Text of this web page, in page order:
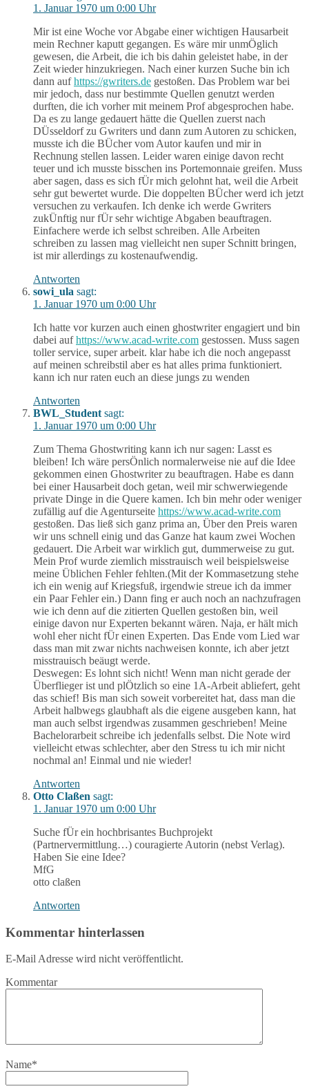
1. Januar 1970 um 0:00 Uhr
Mir ist eine Woche vor Abgabe einer wichtigen Hausarbeit
mein Rechner kaputt gegangen. Es wäre mir unmÖglich
gewesen, die Arbeit, die ich bis dahin geleistet habe, in der
Zeit wieder hinzukriegen. Nach einer kurzen Suche bin ich
dann aufhttps://gwriters.de gestoßen. Das Problem war bei
mir jedoch, dass nur bestimmte Quellen genutzt werden
durften, die ich vorher mit meinem Prof abgesprochen habe.
Da es zu lange gedauert hätte die Quellen zuerst nach
DÜsseldorf zu Gwriters und dann zum Autoren zu schicken,
musste ich die BÜcher vom Autor kaufen und mir in
Rechnung stellen lassen. Leider waren einige davon recht
teuer und ich musste bisschen ins Portemonnaie greifen. Muss
aber sagen, dass es sich fÜr mich gelohnt hat, weil die Arbeit
sehr gut bewertet wurde. Die doppelten BÜcher werd ich jetzt
versuchen zu verkaufen. Ich denke ich werde Gwriters
zukÜnftig nur fÜr sehr wichtige Abgaben beauftragen.
Einfachere werde ich selbst schreiben. Alle Arbeiten
schreiben zu lassen mag vielleicht nen super Schnitt bringen,
ist mir allerdings zu kostenaufwendig.
Antworten
sowi_ula sagt:
1. Januar 1970 um 0:00 Uhr
Ich hatte vor kurzen auch einen ghostwriter engagiert und bin
dabei aufhttps://www.acad-write.com gestossen. Muss sagen
toller service, super arbeit. klar habe ich die noch angepasst
auf meinen schreibstil aber es hat alles prima funktioniert.
kann ich nur raten euch an diese jungs zu wenden
Antworten
BWL_Student sagt:
1. Januar 1970 um 0:00 Uhr
Zum Thema Ghostwriting kann ich nur sagen: Lasst es
bleiben! Ich wäre persÖnlich normalerweise nie auf die Idee
gekommen einen Ghostwriter zu beauftragen. Habe es dann
bei einer Hausarbeit doch getan, weil mir schwerwiegende
private Dinge in die Quere kamen. Ich bin mehr oder weniger
zufällig auf die Agenturseite https://www.acad-write.com
gestoßen. Das ließ sich ganz prima an, Über den Preis waren
wir uns schnell einig und das Ganze hat kaum zwei Wochen
gedauert. Die Arbeit war wirklich gut, dummerweise zu gut.
Mein Prof wurde ziemlich misstrauisch weil beispielsweise
meine Üblichen Fehler fehlten.(Mit der Kommasetzung stehe
ich ein wenig auf Kriegsfuß, irgendwie streue ich da immer
ein Paar Fehler ein.) Dann fing er auch noch an nachzufragen
wie ich denn auf die zitierten Quellen gestoßen bin, weil
einige davon nur Experten bekannt wären. Naja, er hält mich
wohl eher nicht fÜr einen Experten. Das Ende vom Lied war
dass man mit zwar nichts nachweisen konnte, ich aber jetzt
misstrauisch beäugt werde.
Deswegen: Es lohnt sich nicht! Wenn man nicht gerade der
Überflieger ist und plÖtzlich so eine 1A-Arbeit abliefert, geht
das schief! Bis man sich soweit vorbereitet hat, dass man die
Arbeit halbwegs glaubhaft als die eigene ausgeben kann, hat
man auch selbst irgendwas zusammen geschrieben! Meine
Bachelorarbeit schreibe ich jedenfalls selbst. Die Note wird
vielleicht etwas schlechter, aber den Stress tu ich mir nicht
nochmal an! Einmal und nie wieder!
Antworten
Otto Claßen sagt:
1. Januar 1970 um 0:00 Uhr
Suche fÜr ein hochbrisantes Buchprojekt
(Partnervermittlung…) couragierte Autorin (nebst Verlag).
Haben Sie eine Idee?
MfG
otto claßen
Antworten
Kommentar hinterlassen
E-Mail Adresse wird nicht veröffentlicht.
Kommentar
Name*